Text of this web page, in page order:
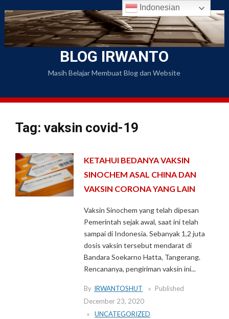
to
content
BLOG IRWANTO
Masih Belajar Membuat Blog dan Website
Tag: vaksin covid-19
KETAHUI BEDANYA VAKSIN
SINOCHEM ASAL CHINA DAN
VAKSIN CORONA YANG LAIN
Vaksin Sinochem yang telah dipesan
Pemerintah sejak awal, saat ini telah
sampai di Indonesia. Sebanyak 1,2 juta
dosis vaksin tersebut mendarat di
Bandara Soekarno Hatta, Tangerang.
Rencananya, pengiriman vaksin ini...
By IRWANTOSHUT
Published
December 23, 2020
UNCATEGORIZED
Indonesian